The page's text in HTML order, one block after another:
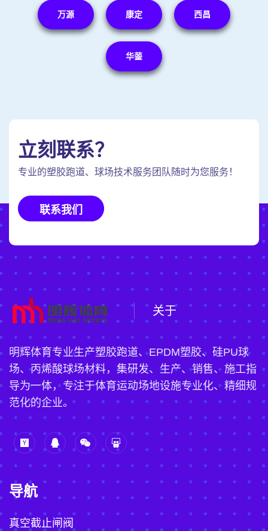
万源 康定 西昌
华蓥
立刻联系？
专业的塑胶跑道、球场技术服务团队随时为您服务！
联系我们
关于
明辉体育专业生产塑胶跑道、EPDM塑胶、硅PU球
场、丙烯酸球场材料，集研发、生产、销售、施工指
导为一体，专注于体育运动场地设施专业化、精细规
范化的企业。
导航
真空截止闸阀